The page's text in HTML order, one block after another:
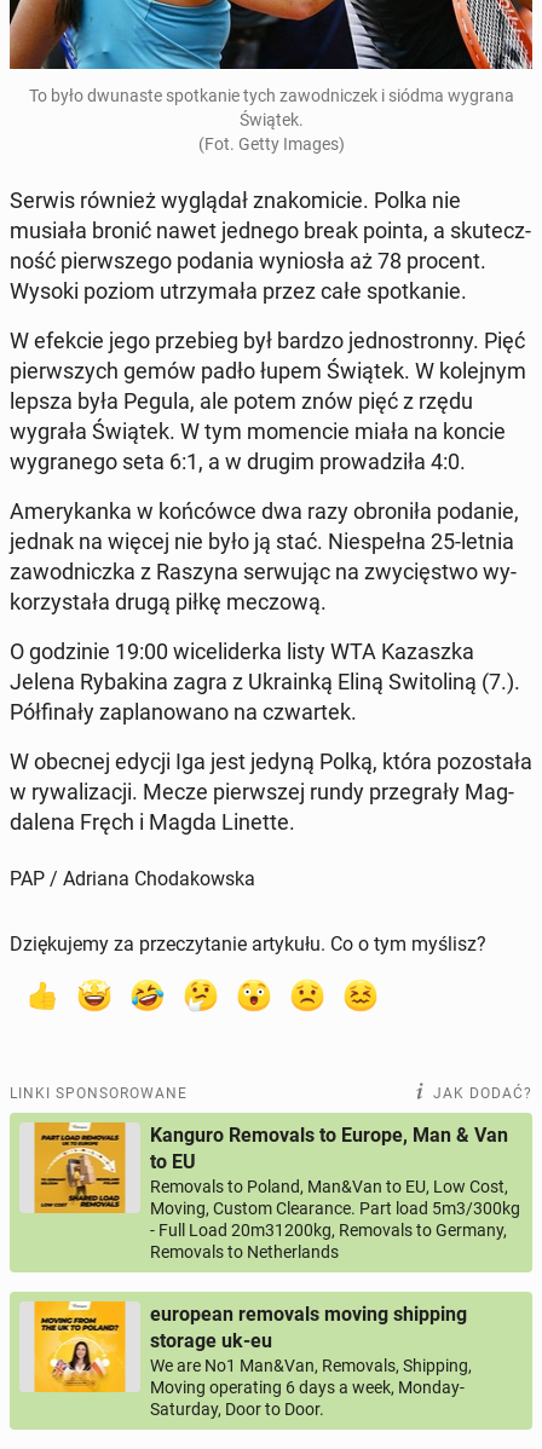
To było dwu­na­ste spo­tka­nie tych za­wod­ni­czek i siódma wygrana
Świątek.
(Fot. Getty Images)
Serwis również wy­glą­dał zna­ko­mi­cie. Polka nie
musiała bronić nawet jednego break pointa, a sku­tecz­
ność pierw­sze­go podania wy­nio­sła aż 78 procent.
Wysoki poziom utrzy­ma­ła przez całe spo­tka­nie.
W efekcie jego prze­bieg był bardzo jed­no­stron­ny. Pięć
pierw­szych gemów padło łupem Świątek. W ko­lej­nym
lepsza była Pegula, ale potem znów pięć z rzędu
wygrała Świątek. W tym mo­men­cie miała na koncie
wy­gra­ne­go seta 6:1, a w drugim pro­wa­dzi­ła 4:0.
Ame­ry­kan­ka w koń­ców­ce dwa razy obro­ni­ła podanie,
jednak na więcej nie było ją stać. Nie­speł­na 25-letnia
za­wod­nicz­ka z Raszyna ser­wu­jąc na zwy­cię­stwo wy­
ko­rzy­sta­ła drugą piłkę meczową.
O go­dzi­nie 19:00 wi­ce­li­der­ka listy WTA Ka­zasz­ka
Jelena Ry­ba­ki­na zagra z Ukra­in­ką Eliną Swi­to­li­ną (7.).
Pół­fi­na­ły za­pla­no­wa­no na czwar­tek.
W obecnej edycji Iga jest jedyną Polką, która po­zo­sta­ła
w ry­wa­li­za­cji. Mecze pierw­szej rundy prze­gra­ły Mag­
da­le­na Fręch i Magda Linette.
PAP / Adriana Chodakowska
Dziękujemy za przeczytanie artykułu. Co o tym myślisz?
LINKI SPONSOROWANE JAK DODAĆ?
Kanguro Removals to Europe, Man & Van
to EU
Removals to Poland, Man&Van to EU, Low Cost,
Moving, Custom Clearance. Part load 5m3/300kg
- Full Load 20m31200kg, Removals to Germany,
Removals to Netherlands
european removals moving shipping
storage uk-eu
We are No1 Man&Van, Removals, Shipping,
Moving operating 6 days a week, Monday-
Saturday, Door to Door.